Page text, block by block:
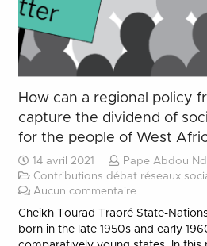
How can a regional policy
capture the dividend of
for the people of West
14 avril 2021
Pape Abdou
Contributions débat réseaux
Aucun commentaire
Cheikh Tourad Traoré State-
born in the late 1950s and early